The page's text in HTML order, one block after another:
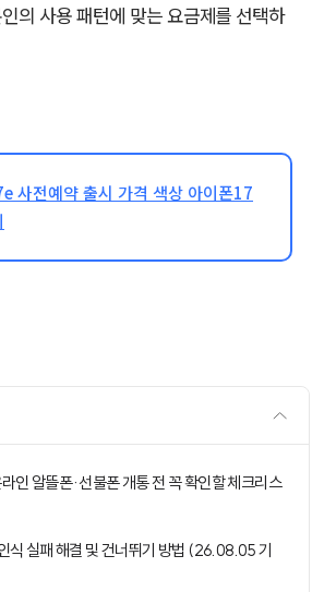
의 사용 패턴에 맞는 요금제를 선택하
사전예약 출시 가격 색상 아이폰17
인 알뜰폰·선불폰 개통 전 꼭 확인할 체크리스
식 실패 해결 및 건너뛰기 방법 (26.08.05 기